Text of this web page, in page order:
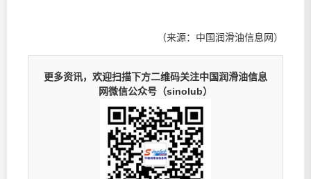
（来源：中国润滑油信息网）
更多资讯，欢迎扫描下方二维码关注中国润滑油信息
网微信公众号（sinolub）